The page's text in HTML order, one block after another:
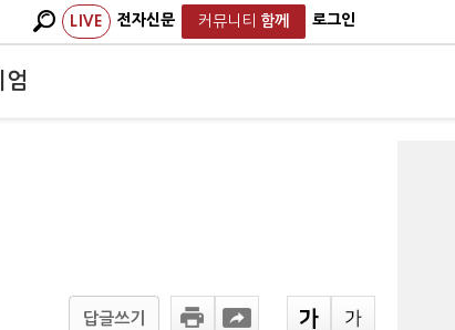
LIVE 전자신문 커뮤니티 함께 로그인
엄
답글쓰기